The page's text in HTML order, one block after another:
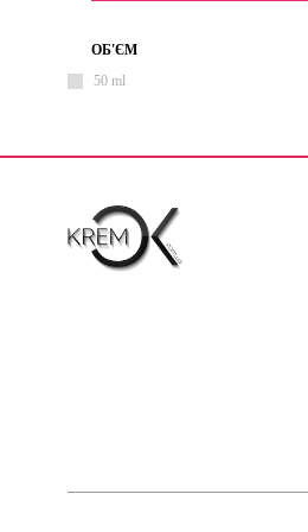
ОБ'ЄМ
50 ml